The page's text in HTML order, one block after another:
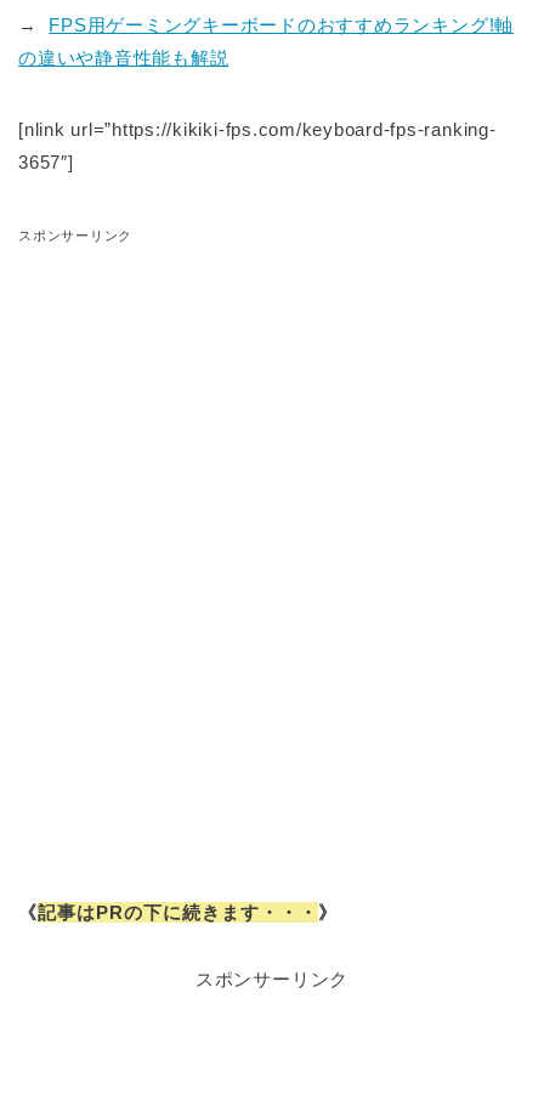
→ FPS用ゲーミングキーボードのおすすめランキング!軸
の違いや静音性能も解説
[nlink url=”https://kikiki-fps.com/keyboard-fps-ranking-
3657″]
スポンサーリンク
《記事はPRの下に続きます・・・ 》
スポンサーリンク